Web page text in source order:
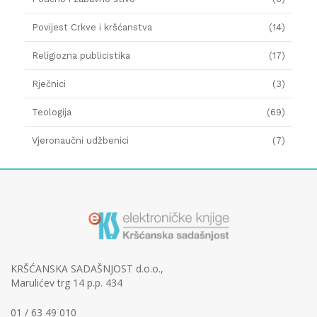
Povijest Crkve i kršćanstva (14)
Religiozna publicistika (17)
Rječnici (3)
Teologija (69)
Vjeronaučni udžbenici (7)
KRŠĆANSKA SADAŠNJOST d.o.o.,
Marulićev trg 14 p.p. 434
01 / 63 49 010